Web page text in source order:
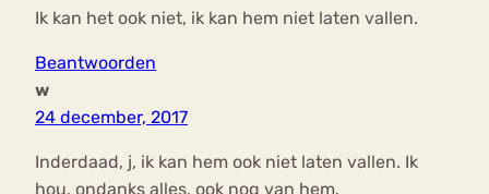
Ik kan het ook niet, ik kan hem niet laten vallen.
Beantwoorden
w
24 december, 2017
Inderdaad, j, ik kan hem ook niet laten vallen. Ik
hou, ondanks alles, ook nog van hem.